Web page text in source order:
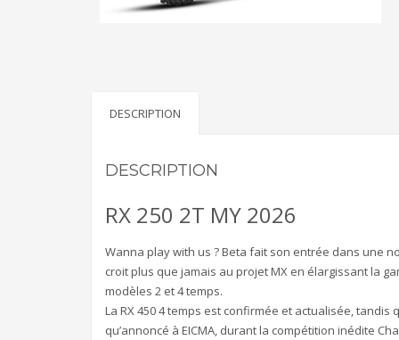
DESCRIPTION
DESCRIPTION
RX 250 2T MY 2026
Wanna play with us ? Beta fait son entrée dans une
croit plus que jamais au projet MX en élargissant la
modèles 2 et 4 temps.
La RX 450 4 temps est confirmée et actualisée,
qu’annoncé à EICMA, durant la compétition inédite